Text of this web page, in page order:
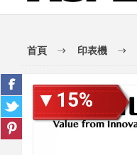
首頁 印表機
▼15%